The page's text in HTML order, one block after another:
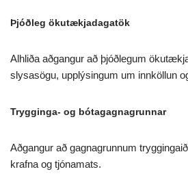
Þjóðleg ökutækjadagatök
Alhliða aðgangur að þjóðlegum
slysasögu, upplýsingum um innköllun
Trygginga- og bótagagnagrunnar
Aðgangur að gagnagrunnum
krafna og tjónamats.